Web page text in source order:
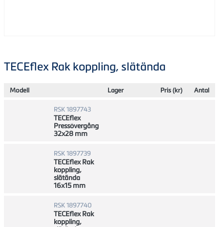
TECEflex Rak koppling, slätända
Modell Lager Pris (kr) Antal
RSK 1897743
TECEflex
Pressövergång
32x28 mm
RSK 1897739
TECEflex Rak
koppling,
slätända
16x15 mm
RSK 1897740
TECEflex Rak
koppling,